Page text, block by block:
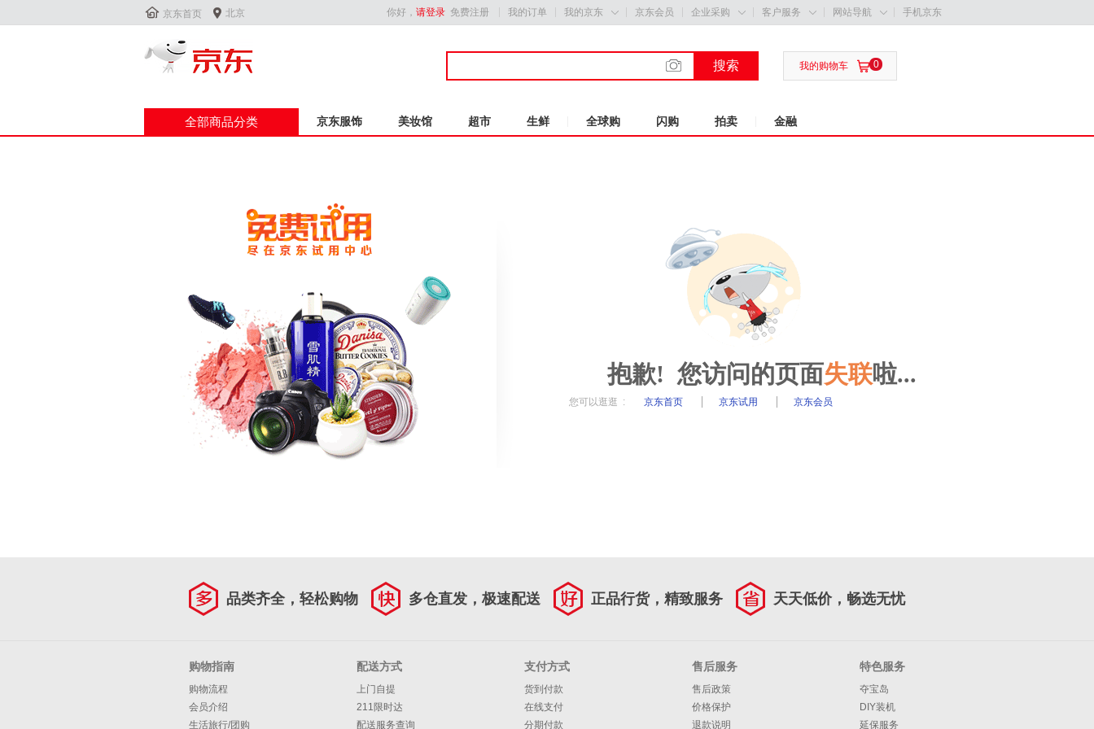
 京东首页  北京 你好， 请登录 免费注册 我的订单 我的京东  京东会员 企业采购  客户服务  网站导航  手机京东
搜索  0
我的购物车
全部商品分类 京东服饰 美妆馆 超市 生鲜 全球购 闪购 拍卖 金融
抱歉! 您访问的页面失联啦...
您可以逛逛 : 京东首页 京东试用 京东会员
品类齐全，轻松购物 多仓直发，极速配送 正品行货，精致服务 天天低价，畅选无忧
购物指南
购物流程
会员介绍
生活旅行/团购
配送方式
上门自提
211限时达
配送服务查询
支付方式
货到付款
在线支付
分期付款
售后服务
售后政策
价格保护
退款说明
特色服务
夺宝岛
DIY装机
延保服务